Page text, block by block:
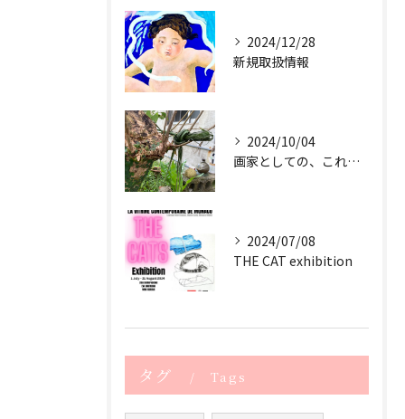
2024/12/28
新規取扱情報
2024/10/04
画家としての、これからのサスティナブル
2024/07/08
THE CAT exhibition
タグ Tags